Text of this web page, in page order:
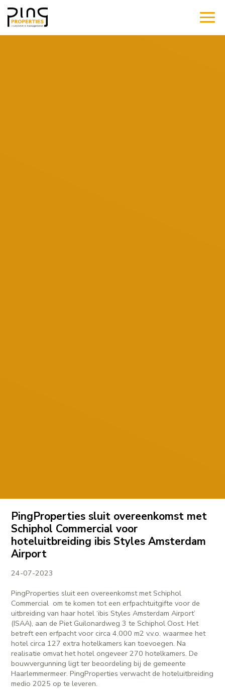
PingProperties sluit overeenkomst met
Schiphol Commercial voor
hoteluitbreiding ibis Styles Amsterdam
Airport
24-07-2023
PingProperties sluit een overeenkomst met Schiphol
Commercial om te komen tot een erfpachtuitgifte voor de
uitbreiding van haar hotel ‘ibis Styles Amsterdam Airport’
(ISAA), aan de Piet Guilonardweg 3 te Schiphol Oost. Het
betreft een erfpacht voor circa 4.000 m2 v.v.o. waarmee het
hotel circa 127 extra hotelkamers kan toevoegen. Na
realisatie omvat het hotel ongeveer 270 hotelkamers. De
bouwvergunning ligt ter beoordeling bij de gemeente
Haarlemmermeer. PingProperties verwacht de hoteluitbreiding
medio 2025 op te leveren.